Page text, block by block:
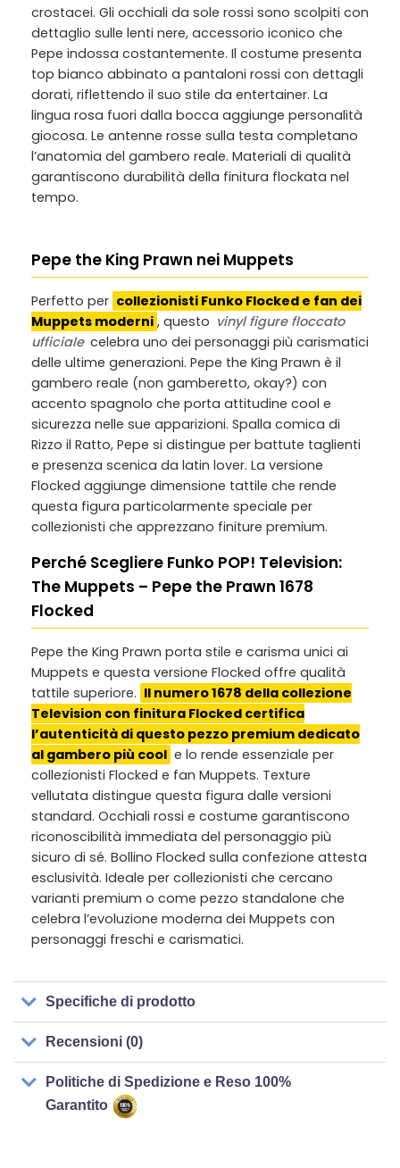
crostacei. Gli occhiali da sole rossi sono scolpiti con
dettaglio sulle lenti nere, accessorio iconico che
Pepe indossa costantemente. Il costume presenta
top bianco abbinato a pantaloni rossi con dettagli
dorati, riflettendo il suo stile da entertainer. La
lingua rosa fuori dalla bocca aggiunge personalità
giocosa. Le antenne rosse sulla testa completano
l’anatomia del gambero reale. Materiali di qualità
garantiscono durabilità della finitura flockata nel
tempo.
Pepe the King Prawn nei Muppets
Perfetto per collezionisti Funko Flocked e fan dei
Muppets moderni , questo vinyl figure floccato
ufficiale celebra uno dei personaggi più carismatici
delle ultime generazioni. Pepe the King Prawn è il
gambero reale (non gamberetto, okay?) con
accento spagnolo che porta attitudine cool e
sicurezza nelle sue apparizioni. Spalla comica di
Rizzo il Ratto, Pepe si distingue per battute taglienti
e presenza scenica da latin lover. La versione
Flocked aggiunge dimensione tattile che rende
questa figura particolarmente speciale per
collezionisti che apprezzano finiture premium.
Perché Scegliere Funko POP! Television:
The Muppets – Pepe the Prawn 1678
Flocked
Pepe the King Prawn porta stile e carisma unici ai
Muppets e questa versione Flocked offre qualità
tattile superiore. Il numero 1678 della collezione
Television con finitura Flocked certifica
l’autenticità di questo pezzo premium dedicato
al gambero più cool e lo rende essenziale per
collezionisti Flocked e fan Muppets. Texture
vellutata distingue questa figura dalle versioni
standard. Occhiali rossi e costume garantiscono
riconoscibilità immediata del personaggio più
sicuro di sé. Bollino Flocked sulla confezione attesta
esclusività. Ideale per collezionisti che cercano
varianti premium o come pezzo standalone che
celebra l’evoluzione moderna dei Muppets con
personaggi freschi e carismatici.
Specifiche di prodotto
Recensioni (0)
Politiche di Spedizione e Reso 100%
Garantito